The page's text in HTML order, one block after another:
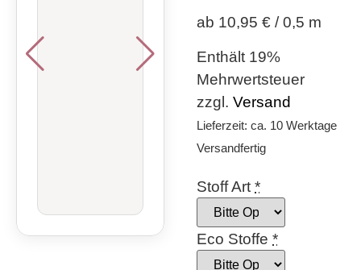
ab 10,95 € / 0,5 m
Enthält 19%
Mehrwertsteuer
zzgl. Versand
Lieferzeit: ca. 10 Werktage
Versandfertig
Stoff Art *
Eco Stoffe *